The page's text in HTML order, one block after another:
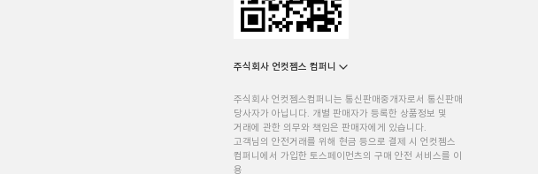
주식회사 언컷젬스 컴퍼니
주식회사 언컷젬스컴퍼니는 통신판매중개자로서 통신판매
당사자가 아닙니다. 개별 판매자가 등록한 상품정보 및
거래에 관한 의무와 책임은 판매자에게 있습니다.
고객님의 안전거래를 위해 현금 등으로 결제 시 언컷젬스
컴퍼니에서 가입한 토스페이먼츠의 구매 안전 서비스를 이
용